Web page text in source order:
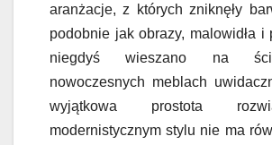
aranżacje, z których zniknęły
podobnie jak obrazy, malowidła i
niegdyś wieszano na
nowoczesnych meblach
wyjątkowa prostota
modernistycznym stylu nie ma